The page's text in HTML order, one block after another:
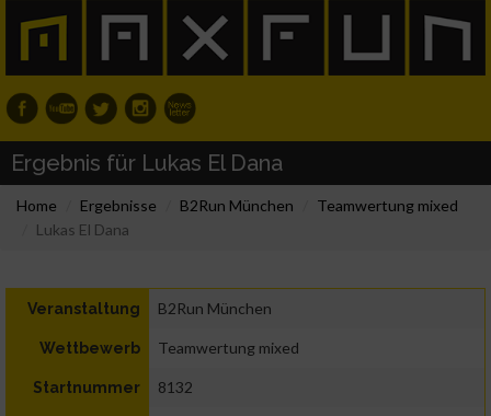
Ergebnis für Lukas El Dana
Home Ergebnisse B2Run München
Teamwertung mixed
Lukas El Dana
Veranstaltung B2Run München
Wettbewerb Teamwertung mixed
Startnummer 8132